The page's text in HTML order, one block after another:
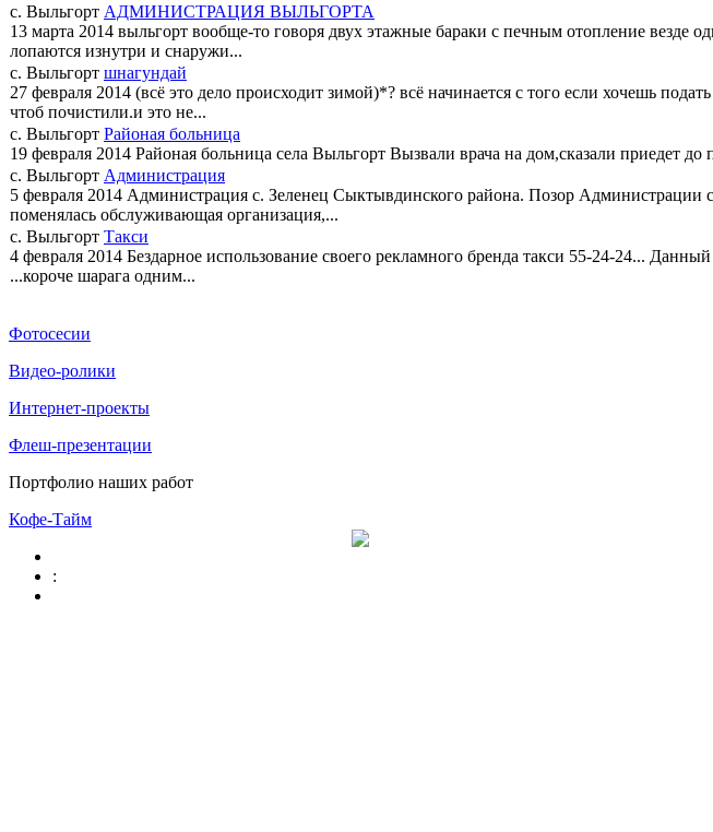
с. Выльгорт АДМИНИСТРАЦИЯ ВЫЛЬГОРТА
13 марта 2014 выльгорт вообще-то говоря двух этажные бараки с печным отопление везде
лопаются изнутри и снаружи...
с. Выльгорт шнагундай
27 февраля 2014 (всё это дело происходит зимой)*? всё начинается с того если хочешь
чтоб почистили.и это не...
с. Выльгорт Районая больница
19 февраля 2014 Районая больница села Выльгорт Вызвали врача на дом,сказали приедет
с. Выльгорт Администрация
5 февраля 2014 Администрация с. Зеленец Сыктывдинского района. Позор Администрации
поменялась обслуживающая организация,...
с. Выльгорт Такси
4 февраля 2014 Бездарное использование своего рекламного бренда такси 55-24-24...
...короче шарага одним...
Фотосесии
Видео-ролики
Интернет-проекты
Флеш-презентации
Портфолио наших работ
Кофе-Тайм
: